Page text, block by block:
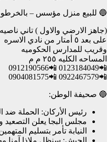
🔵 للبيع منزل مؤسس – بالخرطوم
(جاهز الارضي والاول ) تاني ناصيه
على بعد ٥ أمتار من نادي الاسره
وقريب للمدارس الحكوميه
المساحه الكليه ٢٥٥ م م
📲0123184049 📲0912190566
📲0922467579 📲0904081575
🔵 صحيفة الوطن:
رئيس الأركان: الحملة ضد
مجلس البجا يعلن
النيابة تأمر بتسليم المتهمين في
الجيش: سنظل ملاذا آمنا